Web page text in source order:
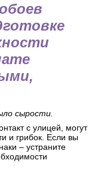
сырости.
с улицей, могут
и грибок. Если вы
– устраните